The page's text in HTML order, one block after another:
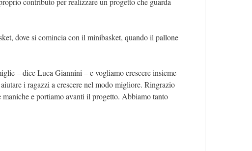
dove si comincia con il minibasket, quando il pallone
– dice Luca Giannini – e vogliamo crescere insieme
i ragazzi a crescere nel modo migliore. Ringrazio
e portiamo avanti il progetto. Abbiamo tanto